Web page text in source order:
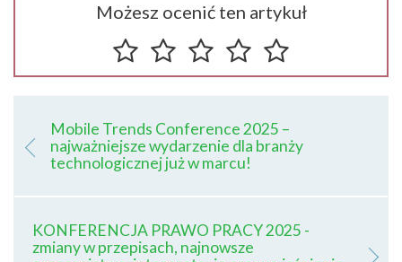
Możesz ocenić ten artykuł
Mobile Trends Conference 2025 –
najważniejsze wydarzenie dla branży
technologicznej już w marcu!
KONFERENCJA PRAWO PRACY 2025 -
zmiany w przepisach, najnowsze